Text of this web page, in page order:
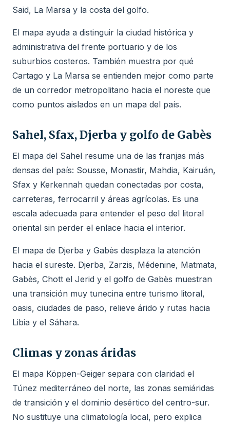
Said, La Marsa y la costa del golfo.
El mapa ayuda a distinguir la ciudad histórica y
administrativa del frente portuario y de los
suburbios costeros. También muestra por qué
Cartago y La Marsa se entienden mejor como parte
de un corredor metropolitano hacia el noreste que
como puntos aislados en un mapa del país.
Sahel, Sfax, Djerba y golfo de Gabès
El mapa del Sahel resume una de las franjas más
densas del país: Sousse, Monastir, Mahdia, Kairuán,
Sfax y Kerkennah quedan conectadas por costa,
carreteras, ferrocarril y áreas agrícolas. Es una
escala adecuada para entender el peso del litoral
oriental sin perder el enlace hacia el interior.
El mapa de Djerba y Gabès desplaza la atención
hacia el sureste. Djerba, Zarzis, Médenine, Matmata,
Gabès, Chott el Jerid y el golfo de Gabès muestran
una transición muy tunecina entre turismo litoral,
oasis, ciudades de paso, relieve árido y rutas hacia
Libia y el Sáhara.
Climas y zonas áridas
El mapa Köppen-Geiger separa con claridad el
Túnez mediterráneo del norte, las zonas semiáridas
de transición y el dominio desértico del centro-sur.
No sustituye una climatología local, pero explica